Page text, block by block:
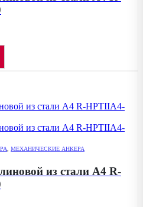
, МЕХАНИЧЕСКИЕ АНКЕРА
из стали А4 R-